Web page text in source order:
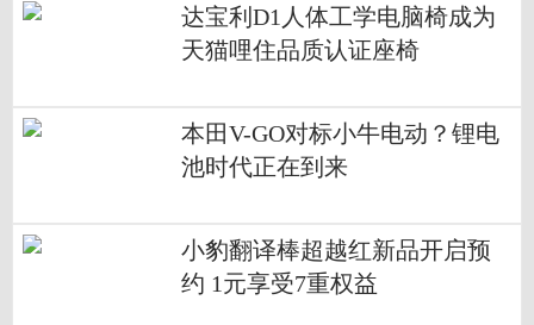
达宝利D1人体工学电脑椅成为
天猫哩住品质认证座椅
本田V-GO对标小牛电动？锂电
池时代正在到来
小豹翻译棒超越红新品开启预
约 1元享受7重权益